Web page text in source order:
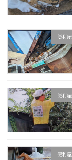
便利屋
便利屋
便利屋